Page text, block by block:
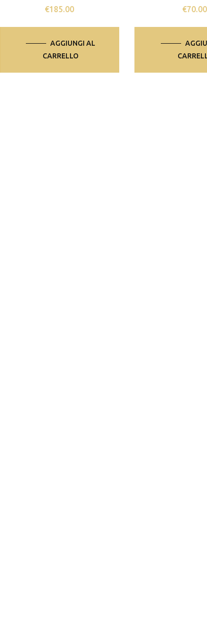
€185.00
AGGIUNGI AL
CARRELLO
€70.00